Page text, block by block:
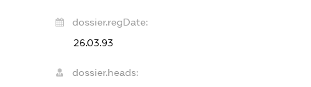
dossier.regDate:
26.03.93
dossier.heads: